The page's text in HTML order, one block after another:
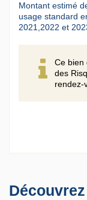
Montant estimé
usage standard
2021,2022 et
Ce bien
des
rendez-